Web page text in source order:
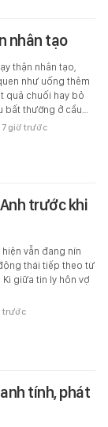
nhân tạo
thận nhân tạo,
như uống thêm
quả chuối hay bỏ
bất thường ở cầu…
7 giờ trước
trước khi
vẫn đang nín
thái tiếp theo từ
giữa tin ly hôn vợ
trước
tính, phát